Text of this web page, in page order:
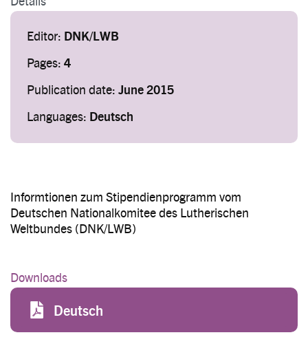
Editor: DNK/LWB
Pages: 4
Publication date: June 2015
Languages: Deutsch
Informtionen zum Stipendienprogramm vom
Deutschen Nationalkomitee des Lutherischen
Weltbundes (DNK/LWB)
Downloads
File
Deutsch